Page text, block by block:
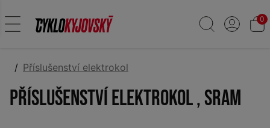
0
Příslušenství elektrokol
Příslušenství elektrokol , SRAM